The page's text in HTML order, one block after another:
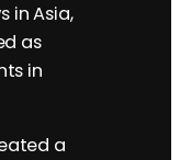
in Asia,
as
in
a